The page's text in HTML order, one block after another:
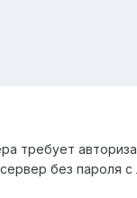
требует
без